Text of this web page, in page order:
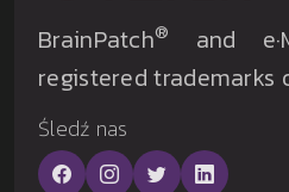
BrainPatch® and
registered trademarks
Śledź nas